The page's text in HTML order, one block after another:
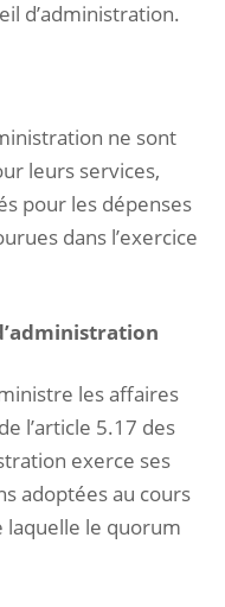
d’administration.
ne sont
leurs services,
pour les dépenses
dans l’exercice
les affaires
l’article 5.17 des
exerce ses
adoptées au cours
laquelle le quorum